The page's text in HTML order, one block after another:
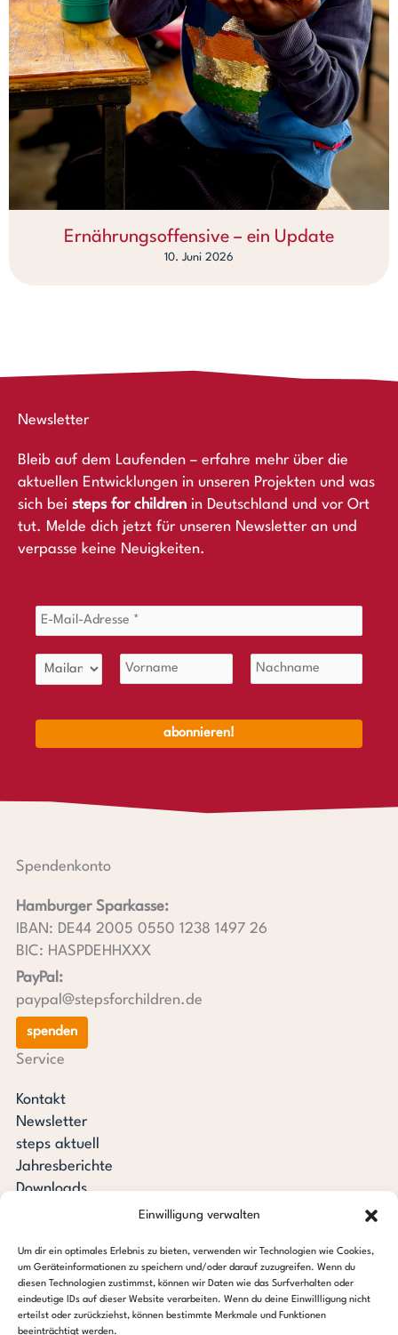
Einwilligung verwalten
Um dir ein optimales Erlebnis zu bieten, verwenden wir Technologien wie Cookies,
um Geräteinformationen zu speichern und/oder darauf zuzugreifen. Wenn du
diesen Technologien zustimmst, können wir Daten wie das Surfverhalten oder
eindeutige IDs auf dieser Website verarbeiten. Wenn du deine Einwillligung nicht
erteilst oder zurückziehst, können bestimmte Merkmale und Funktionen
beeinträchtigt werden.
Ernährungsoffensive – ein Update
10. Juni 2026
Newsletter
Bleib auf dem Laufenden – erfahre mehr über die
aktuellen Entwicklungen in unseren Projekten und was
sich bei steps for children in Deutschland und vor Ort
tut. Melde dich jetzt für unseren Newsletter an und
verpasse keine Neuigkeiten.
Spendenkonto
Hamburger Sparkasse:
IBAN: DE44 2005 0550 1238 1497 26
BIC: HASPDEHHXXX
PayPal:
paypal@stepsforchildren.de
spenden
Service
Kontakt
Newsletter
steps aktuell
Jahresberichte
Downloads
Stiftung steps for children
c/o Regus Altona
Ottenser Hauptstraße 2-6